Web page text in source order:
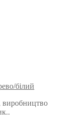
білий
виробництво